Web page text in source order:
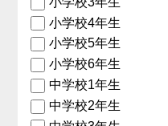
小学校4年生
小学校5年生
小学校6年生
中学校1年生
中学校2年生